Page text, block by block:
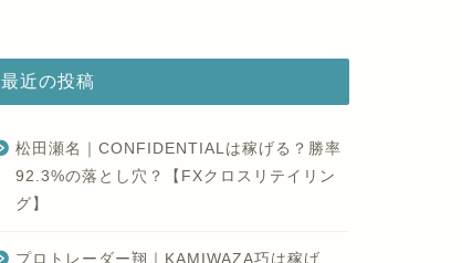
最近の投稿
松田瀬名｜CONFIDENTIALは稼げる？勝率
92.3%の落とし穴？【FXクロスリテイリン
グ】
プロトレーダー翔｜KAMIWAZA巧は稼げ